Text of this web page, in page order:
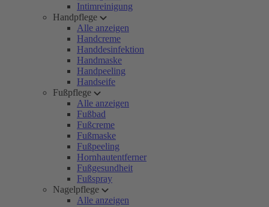
Intimreinigung
Handpflege
Alle anzeigen
Handcreme
Handdesinfektion
Handmaske
Handpeeling
Handseife
Fußpflege
Alle anzeigen
Fußbad
Fußcreme
Fußmaske
Fußpeeling
Hornhautentferner
Fußgesundheit
Fußspray
Nagelpflege
Alle anzeigen